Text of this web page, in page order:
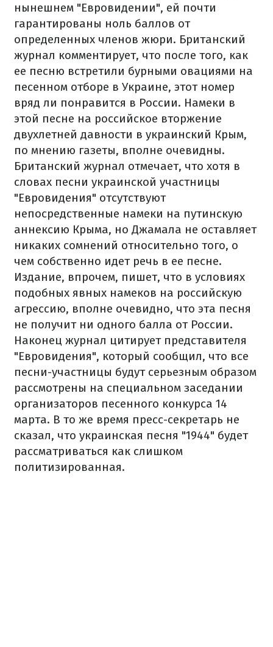
нынешнем "Евровидении", ей почти
гарантированы ноль баллов от
определенных членов жюри. Британский
журнал комментирует, что после того, как
ее песню встретили бурными овациями на
песенном отборе в Украине, этот номер
вряд ли понравится в России. Намеки в
этой песне на российское вторжение
двухлетней давности в украинский Крым,
по мнению газеты, вполне очевидны.
Британский журнал отмечает, что хотя в
словах песни украинской участницы
"Евровидения" отсутствуют
непосредственные намеки на путинскую
аннексию Крыма, но Джамала не оставляет
никаких сомнений относительно того, о
чем собственно идет речь в ее песне.
Издание, впрочем, пишет, что в условиях
подобных явных намеков на российскую
агрессию, вполне очевидно, что эта песня
не получит ни одного балла от России.
Наконец журнал цитирует представителя
"Евровидения", который сообщил, что все
песни-участницы будут серьезным образом
рассмотрены на специальном заседании
организаторов песенного конкурса 14
марта. В то же время пресс-секретарь не
сказал, что украинская песня "1944" будет
рассматриваться как слишком
политизированная.